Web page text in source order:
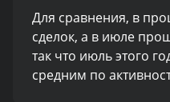
Для сравнения, в
сделок, а в июле
так что июль этого
средним по